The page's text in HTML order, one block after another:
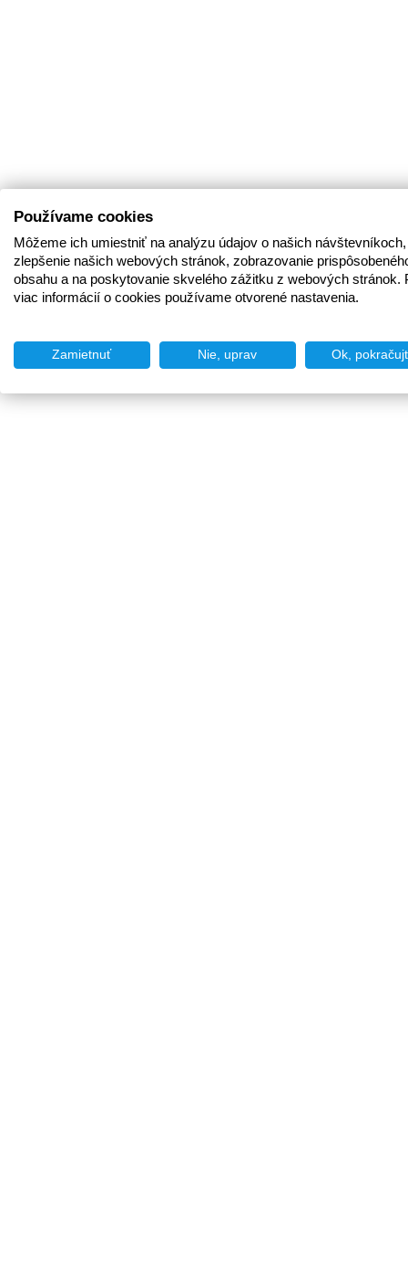
Používame cookies
Môžeme ich umiestniť na analýzu údajov o našich
zlepšenie našich webových stránok, zobrazovanie
obsahu a na poskytovanie skvelého zážitku z webových stránok.
viac informácií o cookies používame otvorené nastavenia.
Zamietnuť Nie, uprav Ok,